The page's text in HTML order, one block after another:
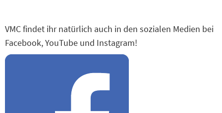
VMC findet ihr natürlich auch in den sozialen Medien bei
Facebook, YouTube und Instagram!